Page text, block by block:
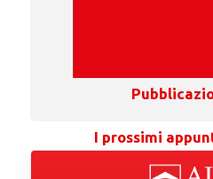
I prossimi